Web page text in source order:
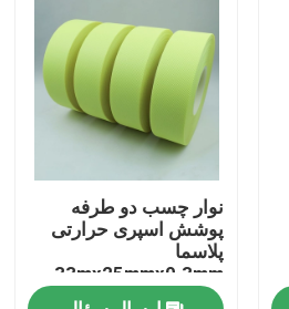
نوار چسب دو طرفه
پوشش اسپری حرارتی
پلاسما
33mx25mmx0.3mm